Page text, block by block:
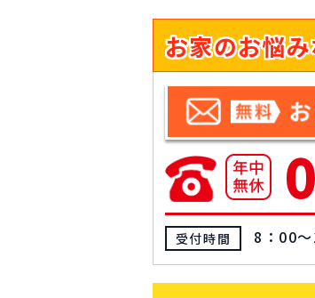
お家のお悩
受付時間 8：00